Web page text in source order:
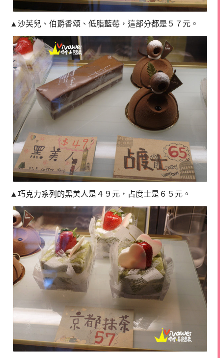
▲沙芙兒、伯爵香頌、低脂藍莓，這部分都是５７元。
▲巧克力系列的黑美人是４９元，占度士是６５元。